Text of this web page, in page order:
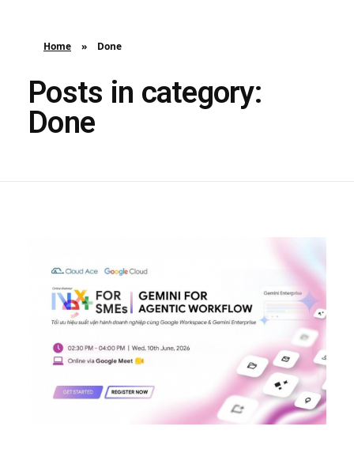
Home » Done
Posts in category:
Done